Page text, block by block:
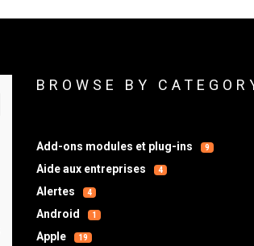
BROWSE BY
Add-ons modules et plug-ins 9
Aide aux entreprises 4
Alertes 4
Android 1
Apple 19